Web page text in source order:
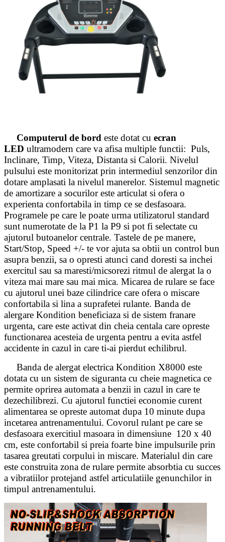
Computerul de bord este dotat cu ecran
LED ultramodern care va afisa multiple functii: Puls,
Inclinare, Timp, Viteza, Distanta si Calorii. Nivelul
pulsului este monitorizat prin intermediul senzorilor din
dotare amplasati la nivelul manerelor. Sistemul magnetic
de amortizare a socurilor este articulat si ofera o
experienta confortabila in timp ce se desfasoara.
Programele pe care le poate urma utilizatorul standard
sunt numerotate de la P1 la P9 si pot fi selectate cu
ajutorul butoanelor centrale. Tastele de pe manere,
Start/Stop, Speed +/- te vor ajuta sa obtii un control bun
asupra benzii, sa o opresti atunci cand doresti sa inchei
exercitul sau sa maresti/micsorezi ritmul de alergat la o
viteza mai mare sau mai mica. Micarea de rulare se face
cu ajutorul unei baze cilindrice care ofera o miscare
confortabila si lina a suprafetei rulante. Banda de
alergare Kondition beneficiaza si de sistem franare
urgenta, care este activat din cheia centala care opreste
functionarea acesteia de urgenta pentru a evita astfel
accidente in cazul in care ti-ai pierdut echilibrul.
Banda de alergat electrica Kondition X8000 este
dotata cu un sistem de siguranta cu cheie magnetica ce
permite oprirea automata a benzii in cazul in care te
dezechilibrezi. Cu ajutorul functiei economie curent
alimentarea se opreste automat dupa 10 minute dupa
incetarea antrenamentului. Covorul rulant pe care se
desfasoara exercitiul masoara in dimensiune 120 x 40
cm, este confortabil si preia foarte bine impulsurile prin
tasarea greutati corpului in miscare. Materialul din care
este construita zona de rulare permite absorbtia cu succes
a vibratiilor protejand astfel articulatiile genunchilor in
timpul antrenamentului.